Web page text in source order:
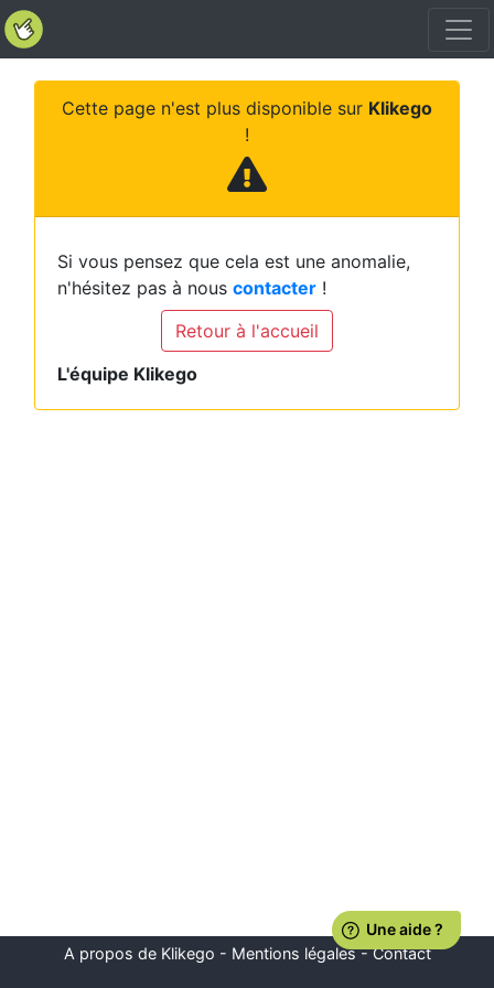
Cette page n'est plus disponible sur Klikego
!
Si vous pensez que cela est une anomalie,
n'hésitez pas à nous contacter !
Retour à l'accueil
L'équipe Klikego
A propos de Klikego - Mentions légales-Contact